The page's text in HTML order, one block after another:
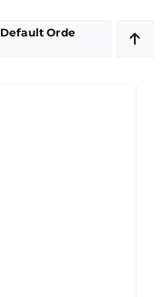
Default Order